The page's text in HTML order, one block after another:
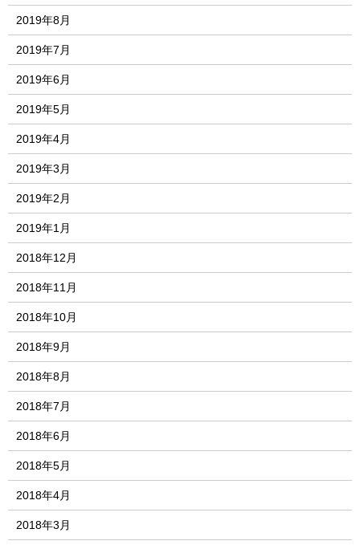
2019年8月
2019年7月
2019年6月
2019年5月
2019年4月
2019年3月
2019年2月
2019年1月
2018年12月
2018年11月
2018年10月
2018年9月
2018年8月
2018年7月
2018年6月
2018年5月
2018年4月
2018年3月